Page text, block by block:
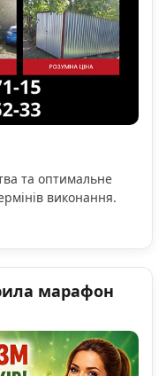
та оптимальне
виконання.
марафон